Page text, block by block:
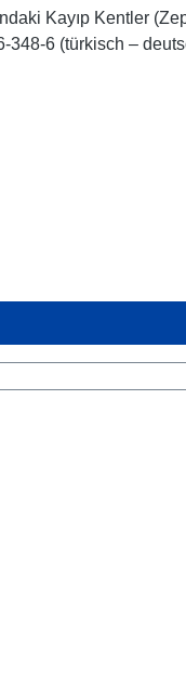
Kayıp Kentler
6 (türkisch –